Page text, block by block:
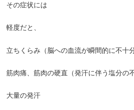
その症状には
軽度だと、
立ちくらみ（脳への血流が瞬間的に不十
筋肉痛、筋肉の硬直（発汗に伴う塩分の
大量の発汗